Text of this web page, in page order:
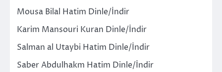
Mousa Bilal Hatim Dinle/İndir
Karim Mansouri Kuran Dinle/İndir
Salman al Utaybi Hatim Dinle/İndir
Saber Abdulhakm Hatim Dinle/İndir